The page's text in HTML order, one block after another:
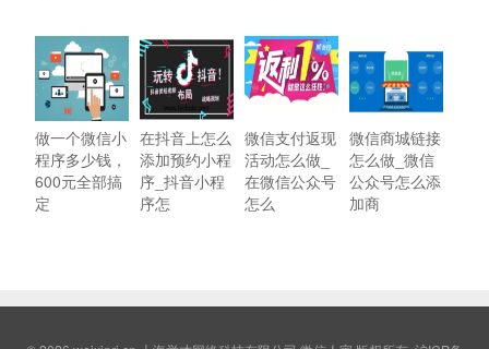
做一个微信小
程序多少钱，
600元全部搞
定
在抖音上怎么
添加预约小程
序_抖音小程
序怎
微信支付返现
活动怎么做_
在微信公众号
怎么
微信商城链接
怎么做_微信
公众号怎么添
加商